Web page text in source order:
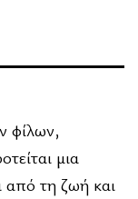
φίλων,
μια
από τη ζωή και